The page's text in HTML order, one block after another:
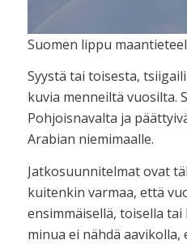
Suomen lippu
Syystä tai toisesta,
kuvia menneiltä vuosilta.
Pohjoisnavalta ja
Arabian niemimaalle.
Jatkosuunnitelmat ovat
kuitenkin varmaa, että
ensimmäisellä, toisella
minua ei nähdä aavikolla,